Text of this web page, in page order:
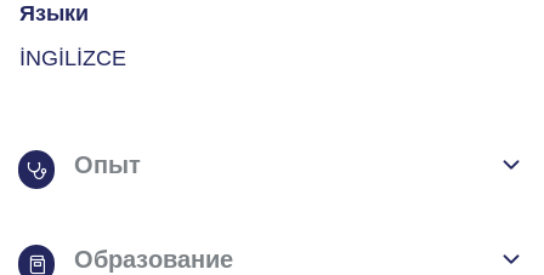
Языки
İNGİLİZCE
Опыт
Образование